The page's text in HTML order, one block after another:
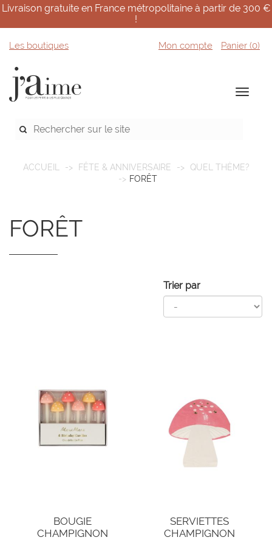
Livraison gratuite en France métropolitaine à partir de 300 €
!
Les boutiques Mon compte Panier (0)
ACCUEIL FÊTE & ANNIVERSAIRE
QUEL THÈME?
FORÊT
FORÊT
Trier par
BOUGIE
CHAMPIGNON
SERVIETTES
CHAMPIGNON